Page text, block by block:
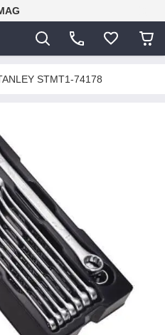
STMT1-74178